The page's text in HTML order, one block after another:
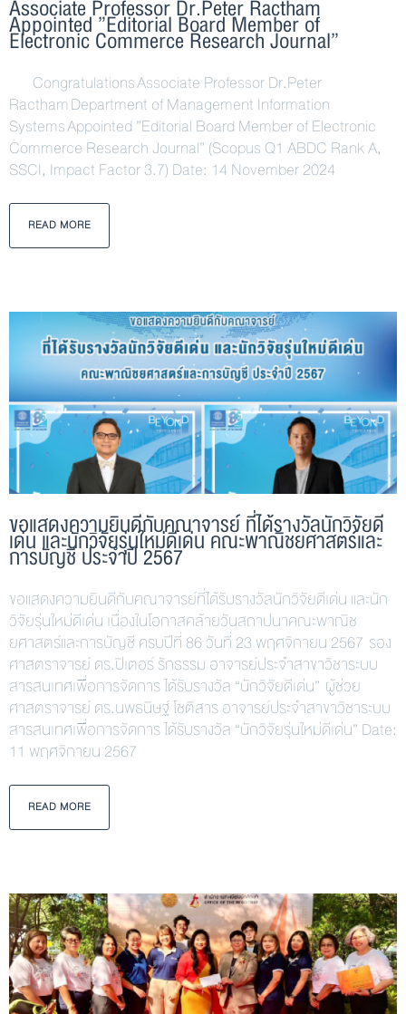
Associate Professor Dr.Peter Ractham
Appointed ”Editorial Board Member of
Electronic Commerce Research Journal”
Congratulations Associate Professor Dr.Peter
Ractham Department of Management Information
Systems Appointed ”Editorial Board Member of Electronic
Commerce Research Journal” (Scopus Q1 ABDC Rank A,
SSCI, Impact Factor 3.7) Date: 14 November 2024
READ MORE
ขอแสดงความยินดีกับคณาจารย์ ที่ได้รางวัลนักวิจัยดี
เด่น และนักวิจัยรุ่นใหม่ดีเด่น คณะพาณิชยศาสตร์และ
การบัญชี ประจำปี 2567
ขอแสดงความยินดีกับคณาจารย์ที่ได้รับรางวัลนักวิจัยดีเด่น และนัก
วิจัยรุ่นใหม่ดีเด่น เนื่องในโอกาสคล้ายวันสถาปนาคณะพาณิช
ยศาสตร์และการบัญชี ครบปีที่ 86 วันที่ 23 พฤศจิกายน 2567 รอง
ศาสตราจารย์ ดร.ปิเตอร์ รักธรรม อาจารย์ประจำสาขาวิชาระบบ
สารสนเทศเพื่อการจัดการ ได้รับรางวัล “นักวิจัยดีเด่น” ผู้ช่วย
ศาสตราจารย์ ดร.นพธนิษฐ์ โชติสาร อาจารย์ประจำสาขาวิชาระบบ
สารสนเทศเพื่อการจัดการ ได้รับรางวัล “นักวิจัยรุ่นใหม่ดีเด่น” Date:
11 พฤศจิกายน 2567
READ MORE